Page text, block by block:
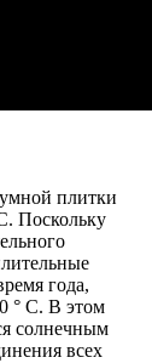
плитки
Поскольку
года,
° С. В этом
солнечным
всех